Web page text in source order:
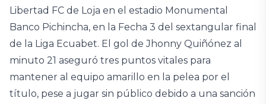
Libertad FC de Loja en el estadio Monumental
Banco Pichincha, en la Fecha 3 del sextangular final
de la Liga Ecuabet. El gol de Jhonny Quiñónez al
minuto 21 aseguró tres puntos vitales para
mantener al equipo amarillo en la pelea por el
título, pese a jugar sin público debido a una sanción